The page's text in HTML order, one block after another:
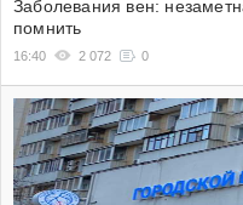
Заболевания вен:
помнить
16:40 2 072 0